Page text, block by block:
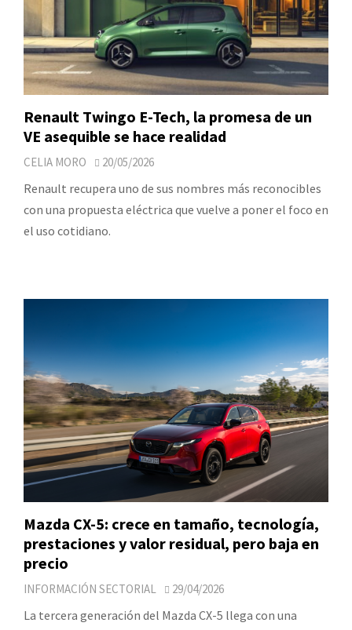
Renault Twingo E-Tech, la promesa de un
VE asequible se hace realidad
CELIA MORO 20/05/2026
Renault recupera uno de sus nombres más reconocibles
con una propuesta eléctrica que vuelve a poner el foco en
el uso cotidiano.
Mazda CX-5: crece en tamaño, tecnología,
prestaciones y valor residual, pero baja en
precio
INFORMACIÓN SECTORIAL 29/04/2026
La tercera generación del Mazda CX-5 llega con una